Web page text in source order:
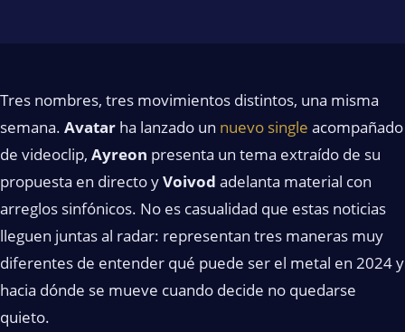
Tres nombres, tres movimientos distintos, una misma
semana. Avatar ha lanzado un nuevo single acompañado
de videoclip, Ayreon presenta un tema extraído de su
propuesta en directo yVoivod adelanta material con
arreglos sinfónicos. No es casualidad que estas noticias
lleguen juntas al radar: representan tres maneras muy
diferentes de entender qué puede ser el metal en 2024 y
hacia dónde se mueve cuando decide no quedarse
quieto.